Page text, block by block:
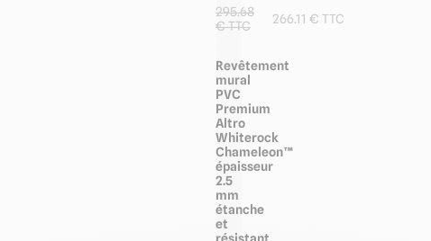
295.68
€ TTC
266.11 € TTC
Revêtement
mural
PVC
Premium
Altro
Whiterock
Chameleon™
épaisseur
2.5
mm
étanche
et
résistant